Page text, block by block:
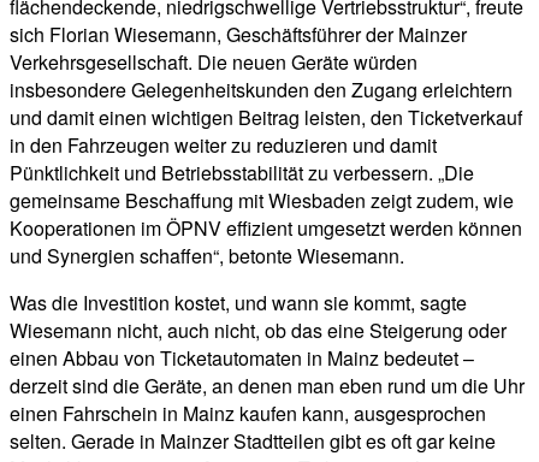
flächendeckende, niedrigschwellige Vertriebsstruktur“, freute
sich Florian Wiesemann, Geschäftsführer der Mainzer
Verkehrsgesellschaft. Die neuen Geräte würden
insbesondere Gelegenheitskunden den Zugang erleichtern
und damit einen wichtigen Beitrag leisten, den Ticketverkauf
in den Fahrzeugen weiter zu reduzieren und damit
Pünktlichkeit und Betriebsstabilität zu verbessern. „Die
gemeinsame Beschaffung mit Wiesbaden zeigt zudem, wie
Kooperationen im ÖPNV effizient umgesetzt werden können
und Synergien schaffen“, betonte Wiesemann.
Was die Investition kostet, und wann sie kommt, sagte
Wiesemann nicht, auch nicht, ob das eine Steigerung oder
einen Abbau von Ticketautomaten in Mainz bedeutet –
derzeit sind die Geräte, an denen man eben rund um die Uhr
einen Fahrschein in Mainz kaufen kann, ausgesprochen
selten. Gerade in Mainzer Stadtteilen gibt es oft gar keine